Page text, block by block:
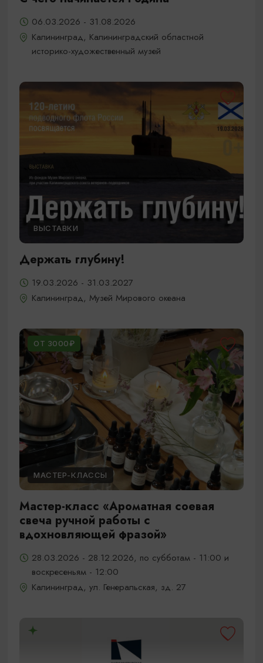
06.03.2026 - 31.08.2026
Калининград, Калининградский областной
историко-художественный музей
ВЫСТАВКИ
Держать глубину!
19.03.2026 - 31.03.2027
Калининград, Музей Мирового океана
ОТ 3000₽
МАСТЕР-КЛАССЫ
Мастер-класс «Ароматная соевая
свеча ручной работы с
вдохновляющей фразой»
28.03.2026 - 28.12.2026, по субботам - 11:00 и
воскресеньям - 12:00
Калининград, ул. Генеральская, зд. 27